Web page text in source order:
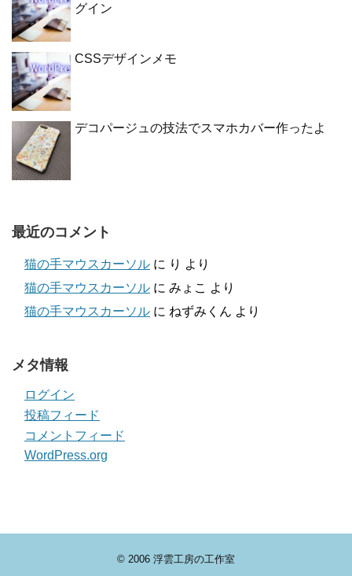
グイン
CSSデザインメモ
デコパージュの技法でスマホカバー作ったよ
最近のコメント
猫の手マウスカーソル に り より
猫の手マウスカーソル に みょこ より
猫の手マウスカーソル に ねずみくん より
メタ情報
ログイン
投稿フィード
コメントフィード
WordPress.org
© 2006 浮雲工房の工作室